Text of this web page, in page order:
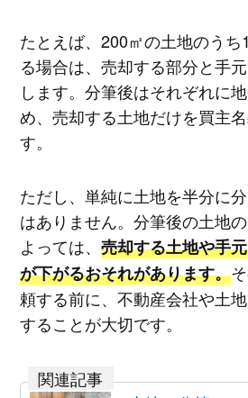
たとえば、200㎡の土地のう
る場合は、売却する部分と手
します。分筆後はそれぞれに
め、売却する土地だけを買主
す。
ただし、単純に土地を半分に
はありません。分筆後の土地
よっては、 売却する土地や手
が下がるおそれがあります。
頼する前に、不動産会社や土
することが大切です。